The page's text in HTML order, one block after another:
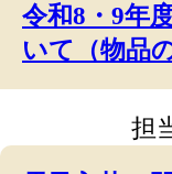
令和8・9年
いて（物品
担